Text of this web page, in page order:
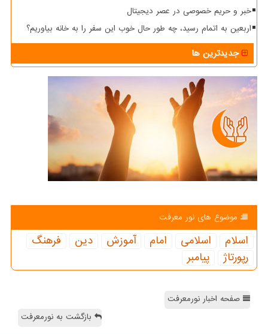
خبر و حریم خصوصی در عصر دیجیتال
اربعین به اتمام رسید، چه طور حال خوب این سفر را به خانه بیاوریم؟
جدیدترین ها
موضوع های نور معرفت
اسلام اسلامی امام آموزش دین
فرهنگ
رپورتاژ
پیامبر
صفحه اخبار نورمعرفت
بازگشت به نورمعرفت